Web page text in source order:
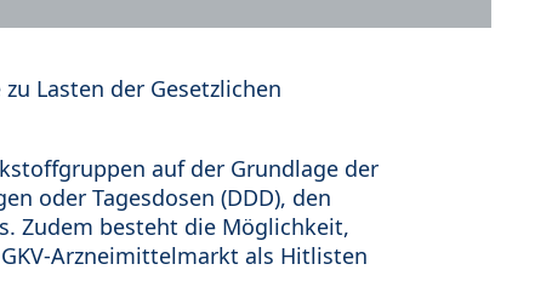
Lasten der Gesetzlichen
auf der Grundlage der
oder Tagesdosen (DDD), den
Zudem besteht die Möglichkeit,
Arzneimittelmarkt als Hitlisten